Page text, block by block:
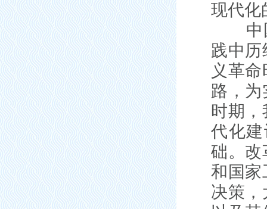
现代化
中国
践中
义革
路，
时期
代化
础。改
和国家
决策